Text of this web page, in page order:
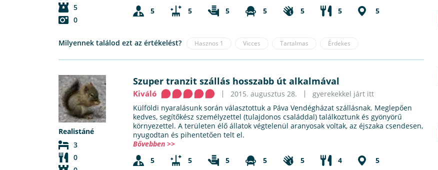
5
0
5
5 5 5 5 5 5
Milyennek találod ezt az értékelést? Hasznos 1 Vicces Tartalmas Érdekes
Realistáné
3
0
Szuper tranzit szállás hosszabb út alkalmával
Kiváló 2015. augusztus 28.
gyerekekkel járt itt
Külföldi nyaralásunk során választottuk a Páva Vendégházat szállásnak. Meglepően
kedves, segítőkész személyzettel (tulajdonos családdal) találkoztunk és gyönyörű
környezettel. A területen élő állatok végtelenül aranyosak voltak, az éjszaka csendesen,
nyugodtan és pihentetően telt el.
Bővebben >>
5
5 5 5 5 4 5